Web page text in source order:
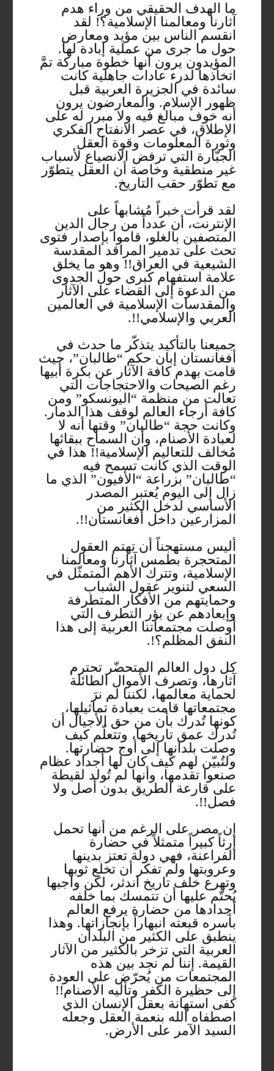
ما الهدف الحقيقي من وراء هدم
آثارنا ومعالمنا الإسلامية؟! لقد
انقسم الناس بين مؤيد ومعارض
حول ما جرى من عملية إبادة لها.
المؤيدون يرون أنها خطوة مباركة تمَّ
اتخاذها لدرء عادات جاهلية كانت
سائدة في الجزيرة العربية قبل
ظهور الإسلام. والمعارضون يرون
أنه خوف مبالغ فيه ولا مبرر له على
الإطلاق، في عصر الانفتاح الفكري
وثورة المعلومات وقوة العقل
الجبّارة التي ترفض الانصياع لأسباب
غير منطقية وخاصة أن العقل يتطوّر
مع تطوّر حقب التاريخ.
لقد قرأت خبراً مُشابهاً على
الإنترنت، أن عدداً من رجال الدين
المتصفين بالغلو، قاموا بإصدار فتوى
تحث على تدمير المراقد المقدسة
الشيعية في العراق!! وهو ما يخلق
علامة استفهام كبرى حول الجدوى
من الدعوة إلى القضاء على الآثار
والمقدسات الإسلامية في العالمين
العربي والإسلامي!!.
جميعنا بالتأكيد يتذكّر ما حدث في
أفغانستان إبان حكم “طالبان”، حيث
قامت بهدم كافة الآثار عن بكرة أبيها
رغم الصيحات والاحتجاجات التي
تعالت من منظمة “اليونسكو” ومن
كافة أرجاء العالم لوقف هذا الدمار.
وكانت حجة “طالبان” وقتها أنه لا
لعبادة الأصنام، وأن السماح ببقائها
مُخالف للتعاليم الإسلامية!! هذا في
الوقت الذي كانت تسمح فيه
“طالبان” بزراعة “الأفيون” الذي ما
زال إلى اليوم يُعتبر المصدر
الأساسي لدخل الكثير من
المزارعين داخل أفغانستان!!.
أليس مستهجناً أن تهتم العقول
المتحجرة بطمس آثارنا ومعالمنا
الإسلامية، وتترك الأهم المتمثّل في
السعي لتنوير عقول الشباب
وحمايتهم من الأفكار المتطرفة
وإبعادهم عن بؤر التطرف التي
أوصلت مجتمعاتنا العربية إلى هذا
النفق المظلم؟!.
كل دول العالم المتحضّر تحترم
آثارها، وتصرف الأموال الطائلة
لحماية معالمها، لكننا لم نرَ
مجتمعاتها قامت بعبادة تماثيلها،
كونها تُدرك بأن من حق الأجيال أن
تُدرك عمق تاريخها، وتتعلّم كيف
وصلت بلدانها إلى أوج حضارتها.
ولتُبيّن لهم كيف كان لها أجداد عظام
صنعوا تقدمها، وأنها لم تُولد لقيطة
على قارعة الطريق بدون أصل ولا
فصل!!.
إن مصر على الرغم من أنها تحمل
إرثاً كبيراً متمثلاً في حضارة
الفراعنة، فهي دولة تعتز بدينها
وعروبتها ولم تفكر أن تخلع ثوبها
وتهرع خلف تاريخ اندثر، لكن واجبها
يُحتّم عليها أن تتمسك بما خلفه
أجدادها من حضارة يرفع العالم
بأسره قبعته انبهاراً بإنجازاتها. وهذا
ينطبق على الكثير من البلدان
العربية التي تزخر بالكثير من الآثار
القيمة. إننا لم نجد بين هذه
المجتمعات من يُحرّض على العودة
إلى حظيرة الكفر وتأليه الأصنام!!
كفى استهانة بعقل الإنسان الذي
اصطفاه الله بنعمة العقل وجعله
السيد الآمر على الأرض.